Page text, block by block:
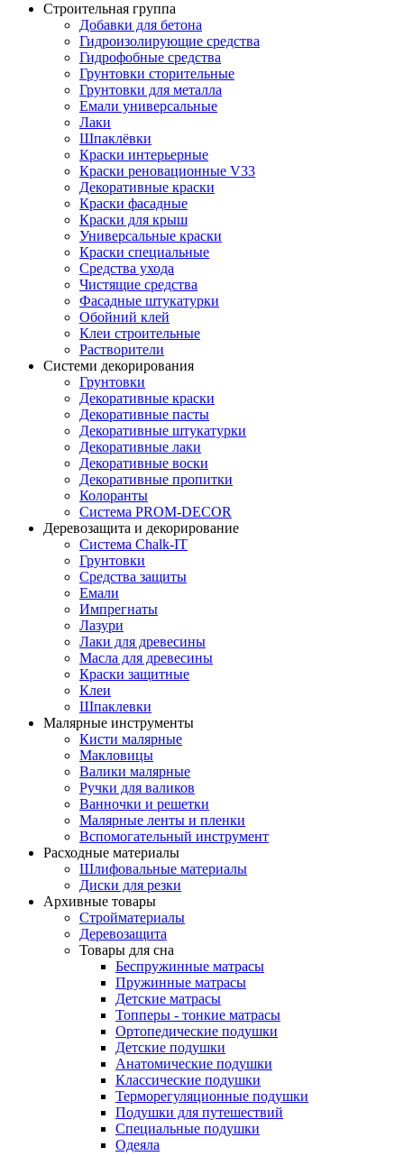
Строительная группа
Добавки для бетона
Гидроизолирующие средства
Гидрофобные средства
Грунтовки сторительные
Грунтовки для металла
Емали универсальные
Лаки
Шпаклёвки
Краски интерьерные
Краски реновационные V33
Декоративные краски
Краски фасадные
Краски для крыш
Универсальные краски
Краски специальные
Средства ухода
Чистящие средства
Фасадные штукатурки
Обойний клей
Клеи строительные
Растворители
Системи декорирования
Грунтовки
Декоративные краски
Декоративные пасты
Декоративные штукатурки
Декоративные лаки
Декоративные воски
Декоративные пропитки
Колоранты
Система PROM-DECOR
Деревозащита и декорирование
Система Chalk-IT
Грунтовки
Средства защиты
Емали
Импрегнаты
Лазури
Лаки для древесины
Масла для древесины
Краски защитные
Клеи
Шпаклевки
Малярные инструменты
Кисти малярные
Макловицы
Валики малярные
Ручки для валиков
Ванночки и решетки
Малярные ленты и пленки
Вспомогательный инструмент
Расходные материалы
Шлифовальные материалы
Диски для резки
Архивные товары
Стройматериалы
Деревозащита
Товары для сна
Беспружинные матрасы
Пружинные матрасы
Детские матрасы
Топперы - тонкие матрасы
Ортопедические подушки
Детские подушки
Анатомические подушки
Классические подушки
Терморегуляционные подушки
Подушки для путешествий
Специальные подушки
Одеяла